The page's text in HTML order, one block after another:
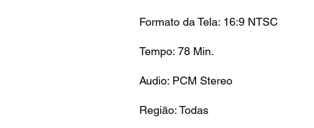
Formato da Tela: 16:9 NTSC
Tempo: 78 Min.
Audio: PCM Stereo
Região: Todas